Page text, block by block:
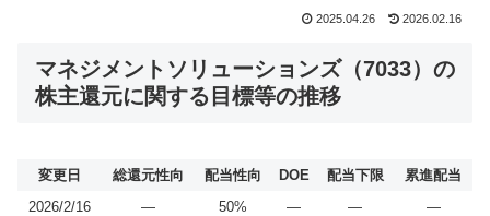
2025.04.26 2026.02.16
マネジメントソリューションズ（7033）の
株主還元に関する目標等の推移
変更日 総還元性向 配当性向 DOE 配当下限
累進配当
2026/2/16
― 50% ― ―
―